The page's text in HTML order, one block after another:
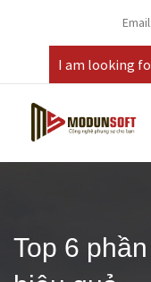
Email:
Top 6